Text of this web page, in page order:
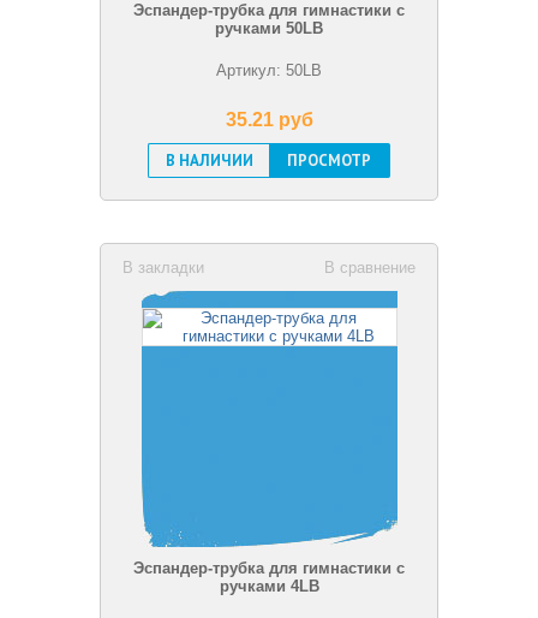
Эспандер-трубка для гимнастики с
ручками 50LB
Артикул: 50LB
35.21 pуб
В НАЛИЧИИ
ПРОСМОТР
В сравнение
В закладки
Эспандер-трубка для гимнастики с
ручками 4LB